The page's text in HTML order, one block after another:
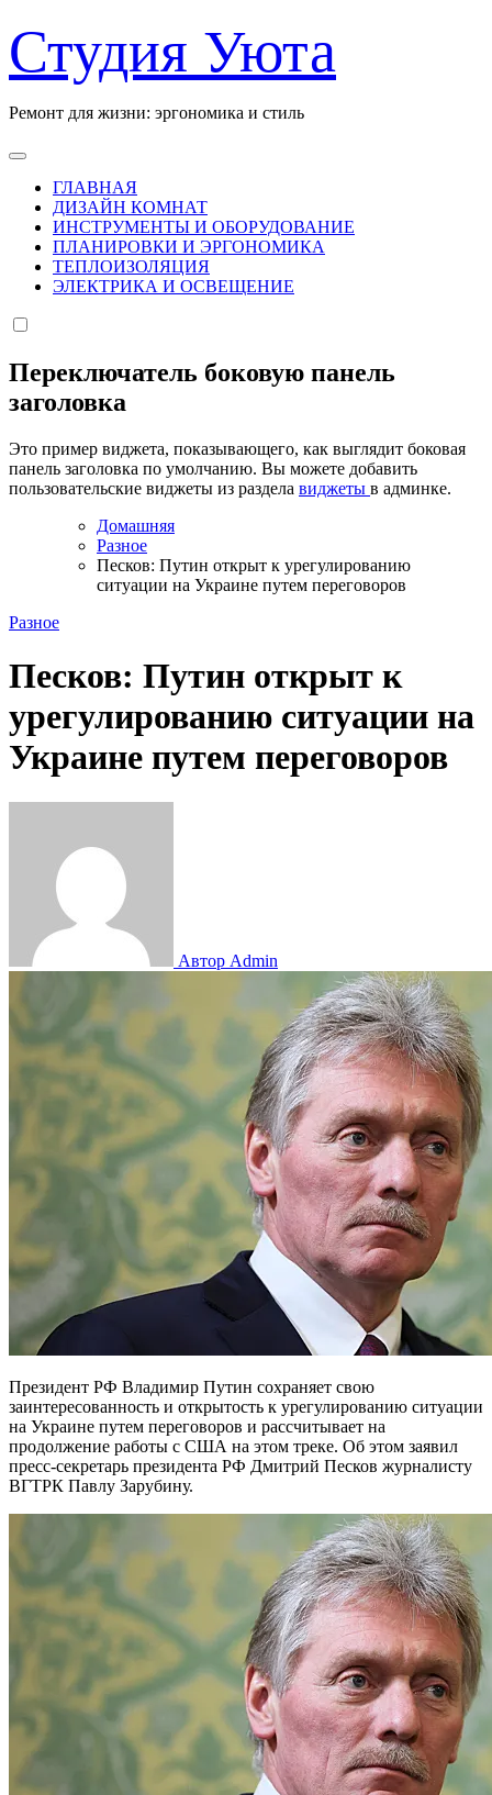
к
содержанию
Студия Уюта
Ремонт для жизни: эргономика и стиль
ГЛАВНАЯ
ДИЗАЙН КОМНАТ
ИНСТРУМЕНТЫ И ОБОРУДОВАНИЕ
ПЛАНИРОВКИ И ЭРГОНОМИКА
ТЕПЛОИЗОЛЯЦИЯ
ЭЛЕКТРИКА И ОСВЕЩЕНИЕ
Переключатель боковую панель
заголовка
Это пример виджета, показывающего, как выглядит боковая
панель заголовка по умолчанию. Вы можете добавить
пользовательские виджеты из раздела виджеты в админке.
Домашняя
Разное
Песков: Путин открыт к урегулированию
ситуации на Украине путем переговоров
Разное
Песков: Путин открыт к
урегулированию ситуации на
Украине путем переговоров
Автор Admin
Президент РФ Владимир Путин сохраняет свою
заинтересованность и открытость к урегулированию ситуации
на Украине путем переговоров и рассчитывает на
продолжение работы с США на этом треке. Об этом заявил
пресс-секретарь президента РФ Дмитрий Песков журналисту
ВГТРК Павлу Зарубину.